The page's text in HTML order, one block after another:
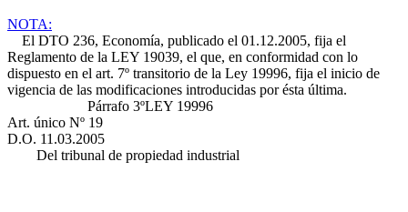
NOTA:
El DTO 236, Economía, publicado el 01.12.2005, fija el
Reglamento de la LEY 19039, el que, en conformidad con lo
dispuesto en el art. 7º transitorio de la Ley 19996, fija el inicio de
vigencia de las modificaciones introducidas por ésta última.
Párrafo 3ºLEY 19996
Art. único Nº 19
D.O. 11.03.2005
Del tribunal de propiedad industrial